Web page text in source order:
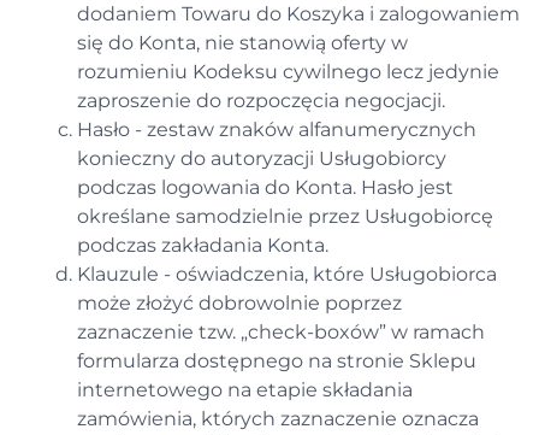
dodaniem Towaru do Koszyka i zalogowaniem
się do Konta, nie stanowią oferty w
rozumieniu Kodeksu cywilnego lecz jedynie
zaproszenie do rozpoczęcia negocjacji.
Hasło - zestaw znaków alfanumerycznych
konieczny do autoryzacji Usługobiorcy
podczas logowania do Konta. Hasło jest
określane samodzielnie przez Usługobiorcę
podczas zakładania Konta.
Klauzule - oświadczenia, które Usługobiorca
może złożyć dobrowolnie poprzez
zaznaczenie tzw. „check-boxów” w ramach
formularza dostępnego na stronie Sklepu
internetowego na etapie składania
zamówienia, których zaznaczenie oznacza